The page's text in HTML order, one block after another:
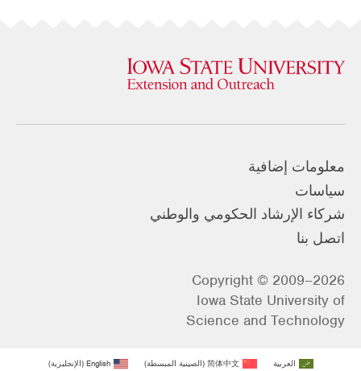
معلومات إضافية
سياسات
شركاء الإرشاد الحكومي والوطني
اتصل بنا
Copyright © 2009–2026
Iowa State University of
Science and Technology
العربية 简体中文
(الصينية المبسطة)
English
(الإنجليزية)